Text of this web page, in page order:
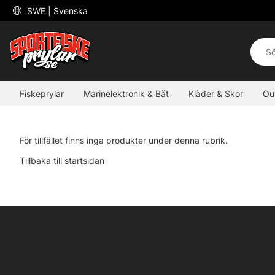
SWE | Svenska
Fiskeprylar Marinelektronik & Båt Kläder & Skor
För tillfället finns inga produkter under denna rubrik.
Tillbaka till startsidan